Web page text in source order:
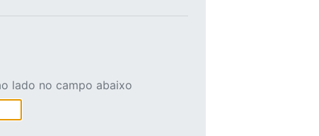
lado no campo abaixo